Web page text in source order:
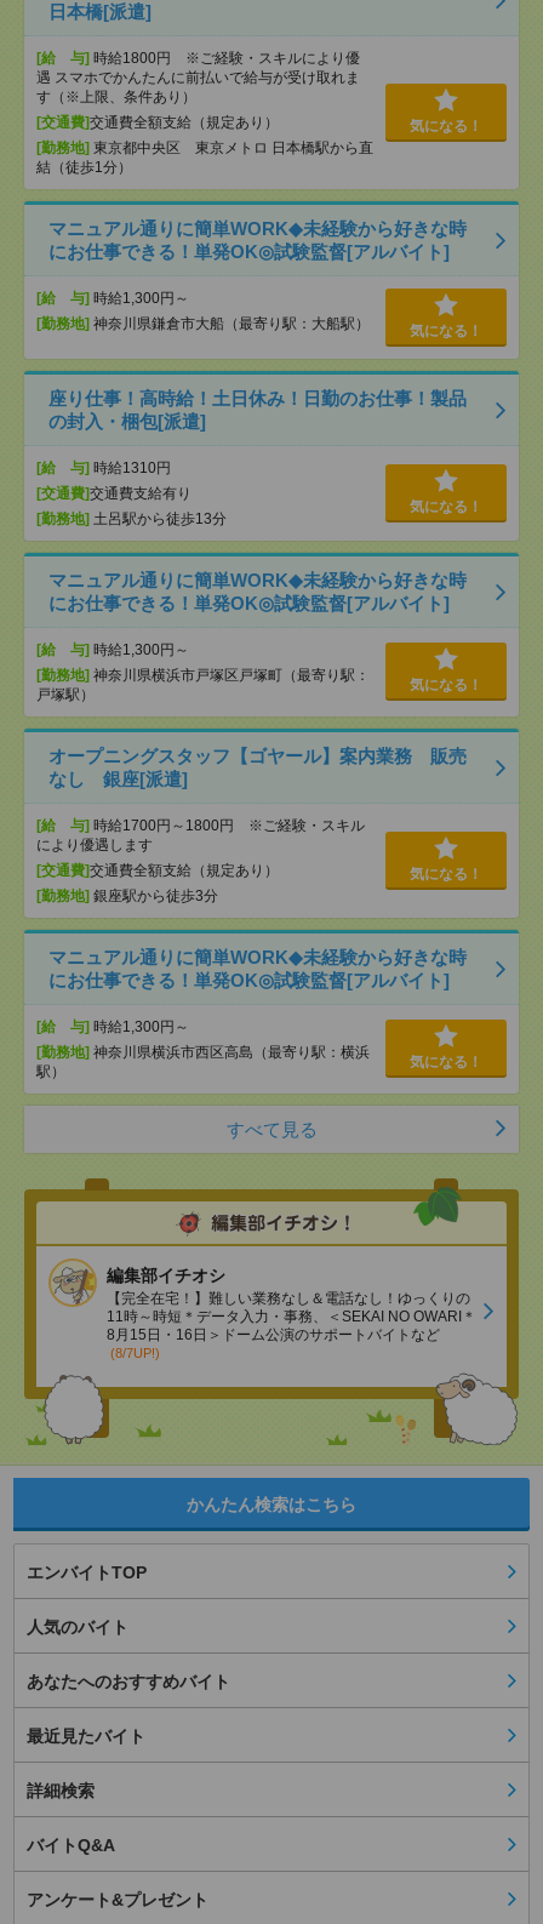
日本橋[派遣]
[給 与] 時給1800円 ※ご経験・スキルにより優
遇 スマホでかんたんに前払いで給与が受け取れま
す（※上限、条件あり）
[交通費]交通費全額支給（規定あり）
[勤務地] 東京都中央区 東京メトロ 日本橋駅から直
結（徒歩1分）
気になる！
マニュアル通りに簡単WORK◆未経験から好きな時
にお仕事できる！単発OK◎試験監督[アルバイト]
[給 与] 時給1,300円～
[勤務地] 神奈川県鎌倉市大船（最寄り駅：大船駅） 気になる！
座り仕事！高時給！土日休み！日勤のお仕事！製品
の封入・梱包[派遣]
[給 与] 時給1310円
[交通費]交通費支給有り
[勤務地] 土呂駅から徒歩13分
気になる！
マニュアル通りに簡単WORK◆未経験から好きな時
にお仕事できる！単発OK◎試験監督[アルバイト]
[給 与] 時給1,300円～
[勤務地] 神奈川県横浜市戸塚区戸塚町（最寄り駅：
戸塚駅）
気になる！
オープニングスタッフ【ゴヤール】案内業務 販売
なし 銀座[派遣]
[給 与] 時給1700円～1800円 ※ご経験・スキル
により優遇します
[交通費]交通費全額支給（規定あり）
[勤務地] 銀座駅から徒歩3分
気になる！
マニュアル通りに簡単WORK◆未経験から好きな時
にお仕事できる！単発OK◎試験監督[アルバイト]
[給 与] 時給1,300円～
[勤務地] 神奈川県横浜市西区高島（最寄り駅：横浜
駅）
気になる！
すべて見る
編集部イチオシ
【完全在宅！】難しい業務なし＆電話なし！ゆっくりの
11時～時短＊データ入力・事務、＜SEKAI NO OWARI＊
8月15日・16日＞ドーム公演のサポートバイトなど
(8/7UP!)
かんたん検索はこちら
エンバイトTOP
人気のバイト
あなたへのおすすめバイト
最近見たバイト
詳細検索
バイトQ&A
アンケート&プレゼント